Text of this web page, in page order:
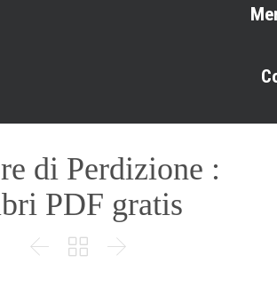
di Perdizione :
PDF gratis
  